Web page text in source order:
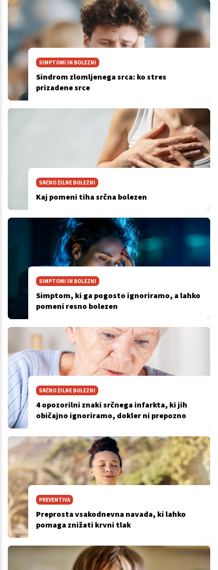
SIMPTOMI IN BOLEZNI
Sindrom zlomljenega srca: ko stres
prizadene srce
SRČNO ŽILNE BOLEZNI
Kaj pomeni tiha srčna bolezen
SIMPTOMI IN BOLEZNI
Simptom, ki ga pogosto ignoriramo, a lahko
pomeni resno bolezen
SRČNO ŽILNE BOLEZNI
4 opozorilni znaki srčnega infarkta, ki jih
običajno ignoriramo, dokler ni prepozno
PREVENTIVA
Preprosta vsakodnevna navada, ki lahko
pomaga znižati krvni tlak